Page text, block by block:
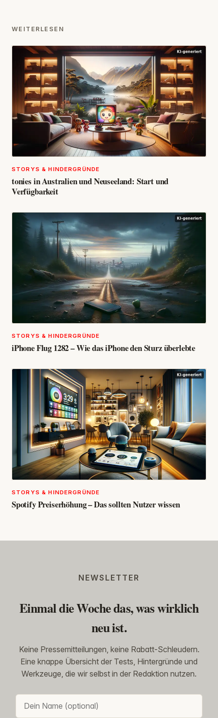
WEITERLESEN
STORYS & HINDERGRÜNDE
tonies in Australien und Neuseeland: Start und
Verfügbarkeit
STORYS & HINDERGRÜNDE
iPhone Flug 1282 – Wie das iPhone den Sturz überlebte
STORYS & HINDERGRÜNDE
Spotify Preiserhöhung – Das sollten Nutzer wissen
NEWSLETTER
Einmal die Woche das, was wirklich
neu ist.
Keine Pressemitteilungen, keine Rabatt-Schleudern.
Eine knappe Übersicht der Tests, Hintergründe und
Werkzeuge, die wir selbst in der Redaktion nutzen.